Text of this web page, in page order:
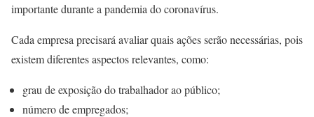
importante durante a pandemia do coronavírus.
Cada empresa precisará avaliar quais ações serão necessárias, pois
existem diferentes aspectos relevantes, como:
grau de exposição do trabalhador ao público;
número de empregados;